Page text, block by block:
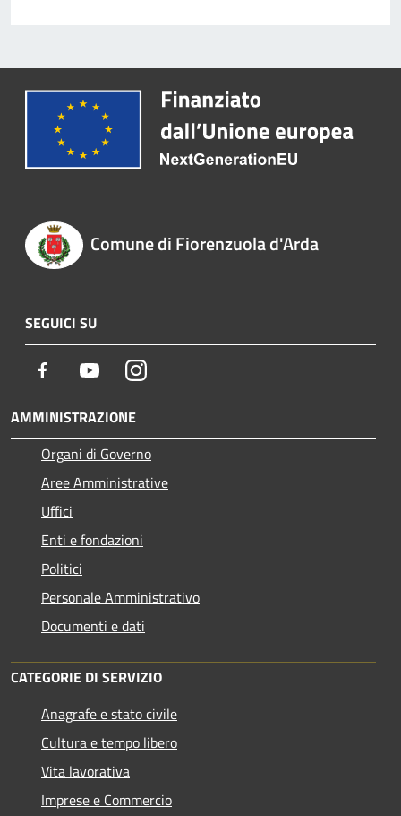
Comune di Fiorenzuola d'Arda
SEGUICI SU
Facebook YoutubeInstagram
AMMINISTRAZIONE
Organi di Governo
Aree Amministrative
Uffici
Enti e fondazioni
Politici
Personale Amministrativo
Documenti e dati
CATEGORIE DI SERVIZIO
Anagrafe e stato civile
Cultura e tempo libero
Vita lavorativa
Imprese e Commercio